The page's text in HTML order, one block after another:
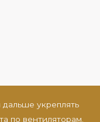
укреплять
по вентиляторам.